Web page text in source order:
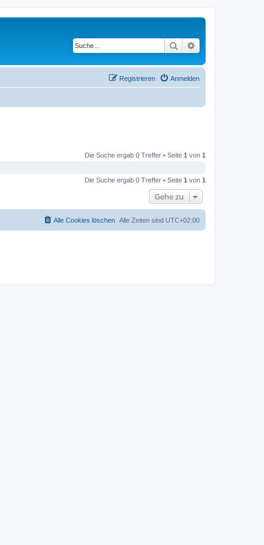
Suche
Anmelden
Registrieren
Die Suche ergab 0 Treffer • Seite 1 von 1
Die Suche ergab 0 Treffer • Seite 1 von 1
Gehe zu
Alle Zeiten sind UTC+02:00
Alle Cookies löschen